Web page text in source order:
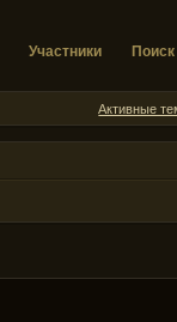
Участники Поиск
Активные